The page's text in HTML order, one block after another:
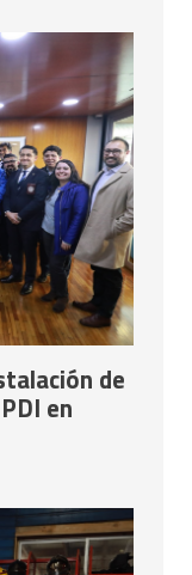
de
en